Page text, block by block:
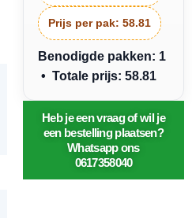
Prijs per pak: 58.81
Benodigde pakken: 1
• Totale prijs: 58.81
Heb je een vraag of wil je
een bestelling plaatsen?
Whatsapp ons
0617358040